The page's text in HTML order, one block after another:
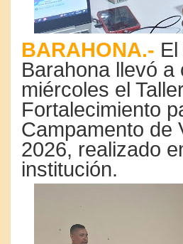
BARAHONA.-
Barahona llevó
miércoles el
Fortalecimiento
Campamento de
2026, realizado
institución.